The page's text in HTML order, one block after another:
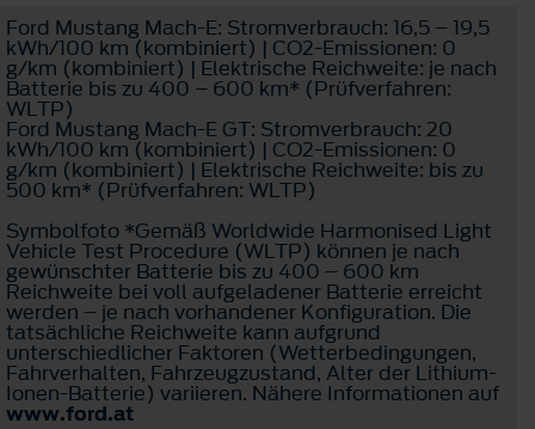
Ford Mustang Mach-E: Stromverbrauch: 16,5 – 19,5
kWh/100 km (kombiniert) | CO2-Emissionen: 0
g/km (kombiniert) | Elektrische Reichweite: je nach
Batterie bis zu 400 – 600 km* (Prüfverfahren:
WLTP)
Ford Mustang Mach-E GT: Stromverbrauch: 20
kWh/100 km (kombiniert) | CO2-Emissionen: 0
g/km (kombiniert) | Elektrische Reichweite: bis zu
500 km* (Prüfverfahren: WLTP)
Symbolfoto *Gemäß Worldwide Harmonised Light
Vehicle Test Procedure (WLTP) können je nach
gewünschter Batterie bis zu 400 – 600 km
Reichweite bei voll aufgeladener Batterie erreicht
werden – je nach vorhandener Konfiguration. Die
tatsächliche Reichweite kann aufgrund
unterschiedlicher Faktoren (Wetterbedingungen,
Fahrverhalten, Fahrzeugzustand, Alter der Lithium-
Ionen-Batterie) variieren. Nähere Informationen auf
www.ford.at